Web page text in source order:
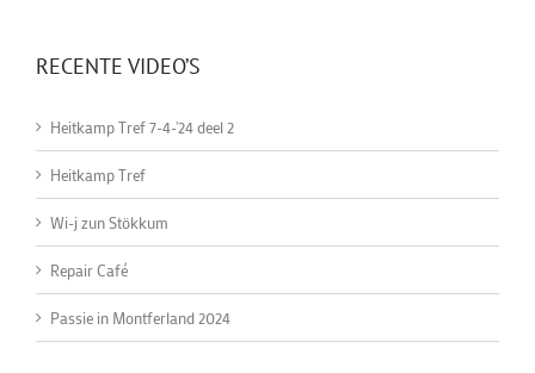
RECENTE VIDEO’S
Heitkamp Tref 7-4-'24 deel 2
Heitkamp Tref
Wi-j zun Stökkum
Repair Café
Passie in Montferland 2024